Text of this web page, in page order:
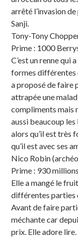
arrêté l’invasion
Sanji.
Tony-Tony
Prime : 1000
C’est un renne qui
formes différentes
a proposé de faire
attrapée une
compliments mais
aussi beaucoup
alors qu’il est très
qu’il est avec ses
Nico Robin
Prime : 930
Elle a mangé le
différentes parties
Avant de faire
méchante car
prix. Elle adore